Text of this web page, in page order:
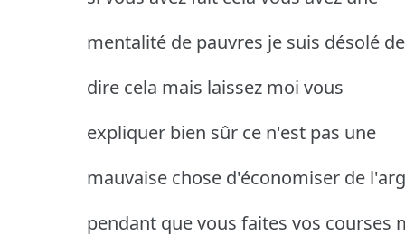
mentalité de pauvres je suis désolé de
dire cela mais laissez moi vous
expliquer bien sûr ce n'est pas une
mauvaise chose d'économiser de
pendant que vous faites vos courses